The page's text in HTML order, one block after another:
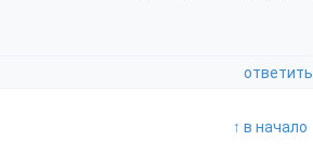
ответить
↑ в начало